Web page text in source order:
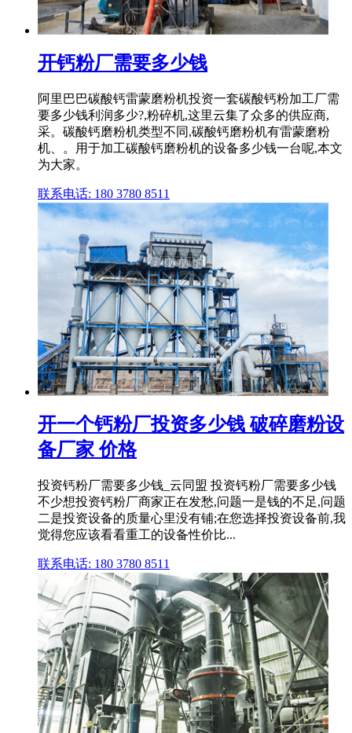
开钙粉厂需要多少钱
阿里巴巴碳酸钙雷蒙磨粉机投资一套碳酸钙粉加工厂需
要多少钱利润多少?,粉碎机,这里云集了众多的供应商,
采。碳酸钙磨粉机类型不同,碳酸钙磨粉机有雷蒙磨粉
机、。用于加工碳酸钙磨粉机的设备多少钱一台呢,本文
为大家。
联系电话: 180 3780 8511
开一个钙粉厂投资多少钱 破碎磨粉设
备厂家 价格
投资钙粉厂需要多少钱_云同盟 投资钙粉厂需要多少钱
不少想投资钙粉厂商家正在发愁,问题一是钱的不足,问题
二是投资设备的质量心里没有铺;在您选择投资设备前,我
觉得您应该看看重工的设备性价比...
联系电话: 180 3780 8511